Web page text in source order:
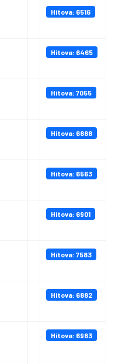
Hitova: 6516
Hitova: 6465
Hitova: 7055
Hitova: 6888
Hitova: 6563
Hitova: 6901
Hitova: 7583
Hitova: 6882
Hitova: 6983